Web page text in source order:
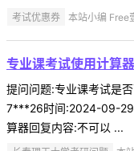
考试优惠券 本站小编
专业课考试使用计算
提问问题:专业课考试是
7***26时间:2024-09-
算器回复内容:不可以 ...